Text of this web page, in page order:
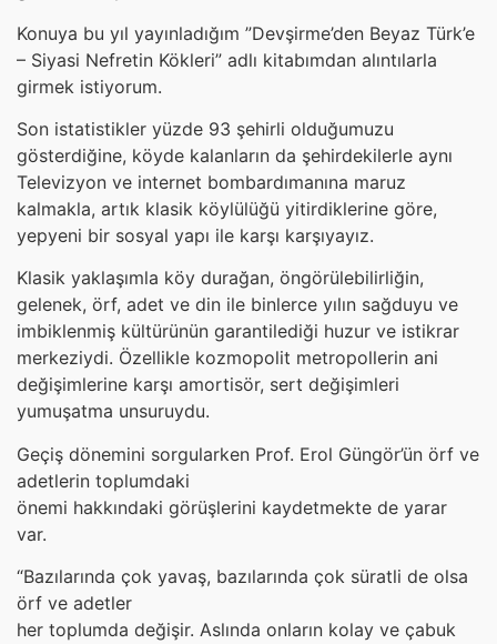
Konuya bu yıl yayınladığım ”Devşirme’den Beyaz Türk’e
– Siyasi Nefretin Kökleri” adlı kitabımdan alıntılarla
girmek istiyorum.
Son istatistikler yüzde 93 şehirli olduğumuzu
gösterdiğine, köyde kalanların da şehirdekilerle aynı
Televizyon ve internet bombardımanına maruz
kalmakla, artık klasik köylülüğü yitirdiklerine göre,
yepyeni bir sosyal yapı ile karşı karşıyayız.
Klasik yaklaşımla köy durağan, öngörülebilirliğin,
gelenek, örf, adet ve din ile binlerce yılın sağduyu ve
imbiklenmiş kültürünün garantilediği huzur ve istikrar
merkeziydi. Özellikle kozmopolit metropollerin ani
değişimlerine karşı amortisör, sert değişimleri
yumuşatma unsuruydu.
Geçiş dönemini sorgularken Prof. Erol Güngör’ün örf ve
adetlerin toplumdaki
önemi hakkındaki görüşlerini kaydetmekte de yarar
var.
“Bazılarında çok yavaş, bazılarında çok süratli de olsa
örf ve adetler
her toplumda değişir. Aslında onların kolay ve çabuk